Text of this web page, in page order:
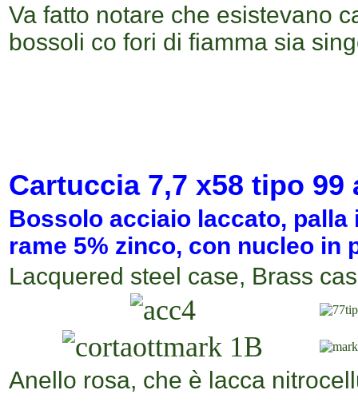
Va fatto notare che esistevano
bossoli co fori di fiamma sia
Cartuccia 7,7 x58 tipo 99
Bossolo acciaio laccato,
rame 5% zinco, con nucleo in
Lacquered steel case, Brass
Anello rosa, che è lacca